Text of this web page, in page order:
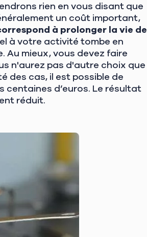
rien en vous disant que
un coût important,
à prolonger la vie de
à votre activité tombe en
Au mieux, vous devez faire
n'aurez pas d'autre choix que
des cas, il est possible de
centaines d’euros. Le résultat
réduit.